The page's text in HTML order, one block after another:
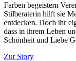
Farben begeistern
Stilberaterin hilft sie
entdecken. Doch ihr
dass in ihrem Leben
Schönheit und Liebe
Zur Story